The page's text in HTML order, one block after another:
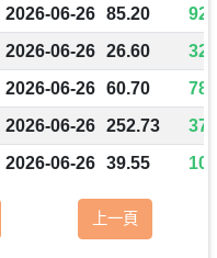
2026-06-26 85.20
2026-06-26 26.60
2026-06-26 60.70
2026-06-26 252.73
2026-06-26 39.55
上一頁